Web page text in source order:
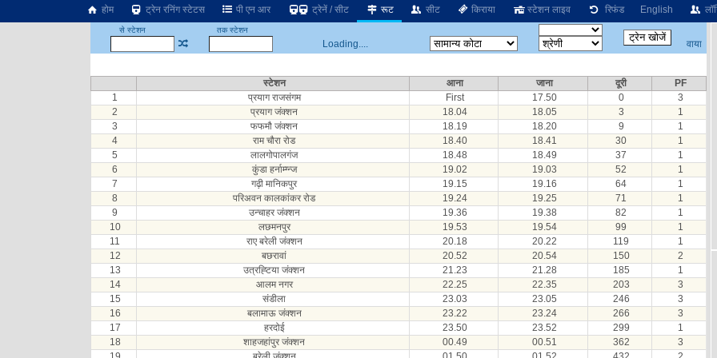
होम ट्रेन रनिंग स्टेटस पी एन आर ट्रेनें / सीट रूट सीट किराया स्टेशन लाइव रिफंड English
से स्टेशन तक स्टेशन
Loading.... वाया
स्टेशन आना जाना दूरी
PF
1
प्रयाग राजसंगम First 17.50 0
3
2
प्रयाग जंक्शन 18.04 18.05 3
1
3
फफमौ जंक्शन 18.19 18.20 9
1
4
राम चौरा रोड 18.40 18.41 30
1
5
लालगोपालगंज 18.48 18.49 37
1
6
कुंडा हर्नाम्ग्न्ज 19.02 19.03 52
1
7
गढ़ी मानिकपुर 19.15 19.16 64
1
8
परिअवन कालकांकर रोड 19.24 19.25 71
1
9
उन्चाहर जंक्शन 19.36 19.38 82
1
10
लछमनपुर 19.53 19.54 99
1
11
राए बरेली जंक्शन 20.18 20.22 119
1
12
बछरावां 20.52 20.54 150
2
13
उत्रह्टिया जंक्शन 21.23 21.28 185
1
14
आलम नगर 22.25 22.35 203
3
15
संडीला 23.03 23.05 246
3
16
बलामाऊ जंक्शन 23.22 23.24 266
3
17
हरदोई 23.50 23.52 299
1
18
शाहजहांपुर जंक्शन 00.49 00.51 362
3